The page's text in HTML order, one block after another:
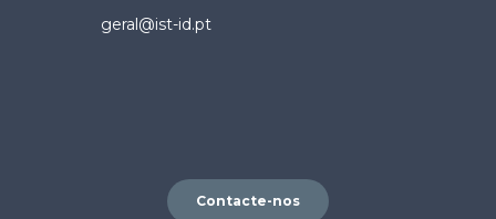
geral@ist-id.pt
Contacte-nos